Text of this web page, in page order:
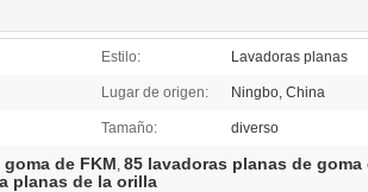
Estilo: Lavadoras planas
Lugar de origen: Ningbo, China
Tamaño: diverso
de FKM, 85 lavadoras planas de goma
planas de la orilla